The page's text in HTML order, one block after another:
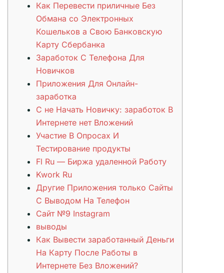
Как Перевести приличные Без
Обмана со Электронных
Кошельков а Свою Банковскую
Карту Сбербанка
Заработок С Телефона Для
Новичков
Приложения Для Онлайн-
заработка
С не Начать Новичку: заработок В
Интернете нет Вложений
Участие В Опросах И
Тестирование продукты
Fl Ru — Биржа удаленной Работу
Kwork Ru
Другие Приложения только Сайты
С Выводом На Телефон
Сайт №9 Instagram
выводы
Как Вывести заработанный Деньги
На Карту После Работы в
Интернете Без Вложений?